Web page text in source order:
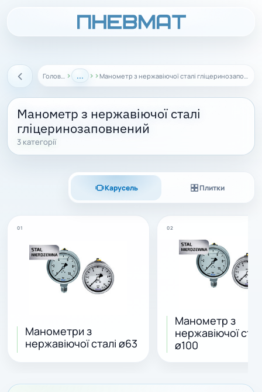
Назад › ... › ›
Манометр з нержавіючої сталі
гліцеринозаповнений
3 категорії
Карусель Плитки
01
Манометри з
нержавіючої сталі ø63
02
Манометр з
нержавіючої
ø100